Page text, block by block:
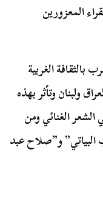
المعزورين
بالثقافة الغربية
ولبنان وتأثر بهذه
الغنائي ومن
و”صلاح عبد